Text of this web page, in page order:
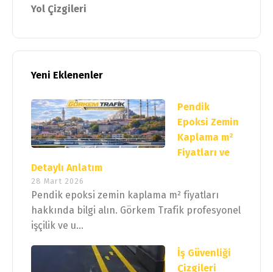
Yol Çizgileri
Yeni Eklenenler
Pendik
Epoksi Zemin
Kaplama m²
Fiyatları ve
Detaylı Anlatım
28 Mart 2026
Pendik epoksi zemin kaplama m² fiyatları
hakkında bilgi alın. Görkem Trafik profesyonel
işçilik ve u...
İş Güvenliği
Çizgileri